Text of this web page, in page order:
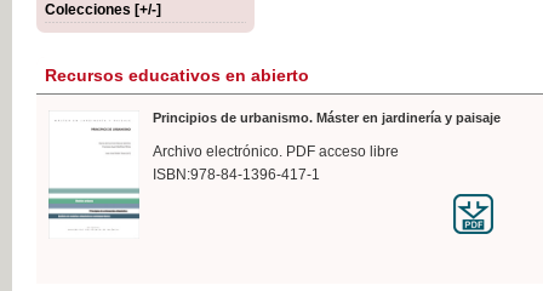
Colecciones [+/-]
Recursos educativos en abierto
Principios de urbanismo. Máster en jardinería y paisaje
Archivo electrónico. PDF acceso libre
ISBN:978-84-1396-417-1